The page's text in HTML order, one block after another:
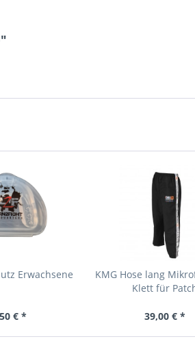
Erwachsene
€ *
KMG Hose lang
Klett für
39,00 € *